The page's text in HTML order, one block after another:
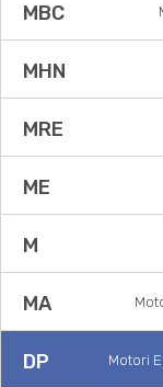
MBC
MHN
MRE
ME
M
MA
DP Motori